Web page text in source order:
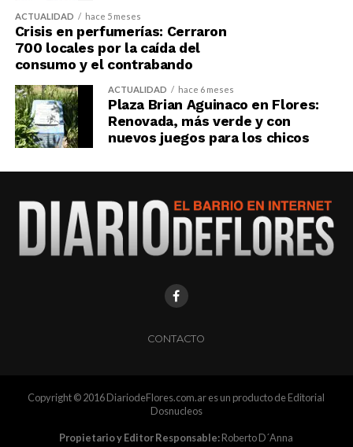
ACTUALIDAD hace 5 meses
Crisis en perfumerías: Cerraron
700 locales por la caída del
consumo y el contrabando
ACTUALIDAD hace 6 meses
Plaza Brian Aguinaco en Flores:
Renovada, más verde y con
nuevos juegos para los chicos
CONTACTO
Copyright © 2016 DiariodeFlores.com.ar es un producto de Editorial
Dosnucleos
Propietario y Editor Responsable:Roberto D´Anna